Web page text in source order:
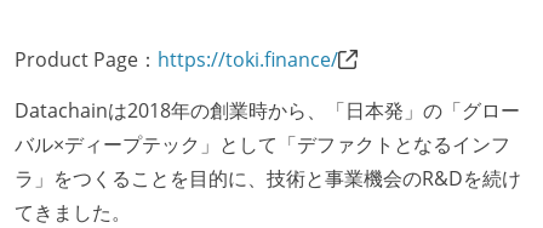
Product Page： https://toki.finance/
Datachainは2018年の創業時から、「日本発」の「グロー
バル×ディープテック」として「デファクトとなるインフ
ラ」をつくることを目的に、技術と事業機会のR&Dを続け
てきました。